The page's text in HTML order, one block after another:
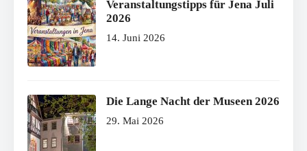
Veranstaltungstipps für Jena Juli
2026
14. Juni 2026
Die Lange Nacht der Museen 2026
29. Mai 2026